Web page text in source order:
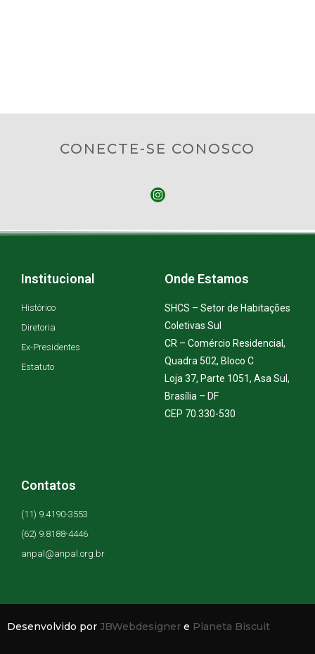
CONECTE-SE CONOSCO
Institucional
Histórico
Diretoria
Ex-Presidentes
Estatuto
Onde Estamos
SHCS – Setor de Habitações
Coletivas Sul
CR – Comércio Residencial,
Quadra 502, Bloco C
Loja 37, Parte 1051, Asa Sul,
Brasília – DF
CEP 70.330-530
Contatos
(11) 9.4190-3553
(62) 9.8188-4446
anpal@anpal.org.br
Desenvolvido por JBWebdesigner e Planeta Biscuit